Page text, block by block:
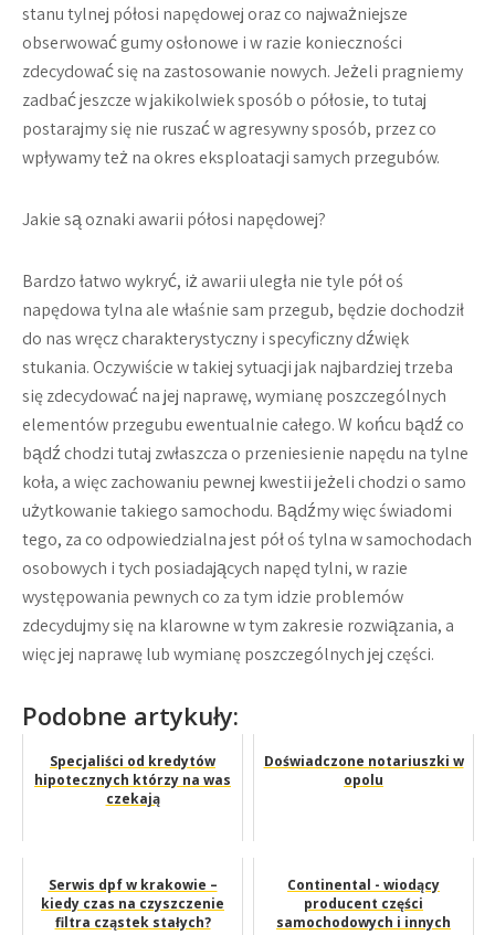
stanu tylnej półosi napędowej oraz co najważniejsze
obserwować gumy osłonowe i w razie konieczności
zdecydować się na zastosowanie nowych. Jeżeli pragniemy
zadbać jeszcze w jakikolwiek sposób o półosie, to tutaj
postarajmy się nie ruszać w agresywny sposób, przez co
wpływamy też na okres eksploatacji samych przegubów.
Jakie są oznaki awarii półosi napędowej?
Bardzo łatwo wykryć, iż awarii uległa nie tyle pół oś
napędowa tylna ale właśnie sam przegub, będzie dochodził
do nas wręcz charakterystyczny i specyficzny dźwięk
stukania. Oczywiście w takiej sytuacji jak najbardziej trzeba
się zdecydować na jej naprawę, wymianę poszczególnych
elementów przegubu ewentualnie całego. W końcu bądź co
bądź chodzi tutaj zwłaszcza o przeniesienie napędu na tylne
koła, a więc zachowaniu pewnej kwestii jeżeli chodzi o samo
użytkowanie takiego samochodu. Bądźmy więc świadomi
tego, za co odpowiedzialna jest pół oś tylna w samochodach
osobowych i tych posiadających napęd tylni, w razie
występowania pewnych co za tym idzie problemów
zdecydujmy się na klarowne w tym zakresie rozwiązania, a
więc jej naprawę lub wymianę poszczególnych jej części.
Podobne artykuły:
Specjaliści od kredytów
hipotecznych którzy na was
czekają
Doświadczone notariuszki w
opolu
Serwis dpf w krakowie –
kiedy czas na czyszczenie
filtra cząstek stałych?
Continental - wiodący
producent części
samochodowych i innych